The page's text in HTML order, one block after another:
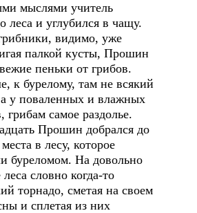
мыслями учитель
леса и углубился в чащу.
видимо, уже
палкой кусты, Прошин
пеньки от грибов.
к бурелому, там не всякий
а у поваленных и влажных
грибам самое раздолье.
Прошин добрался до
в лесу, которое
буреломом. На довольно
словно когда-то
торнадо, сметая на своем
и сплетая из них